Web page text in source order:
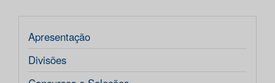
Apresentação
Divisões